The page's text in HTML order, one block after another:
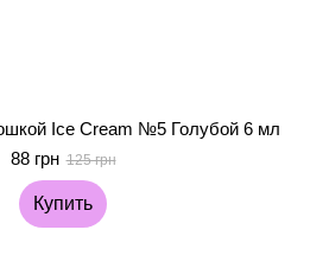
Ice Cream №5 Голубой 6 мл
88 грн 125 грн
Купить